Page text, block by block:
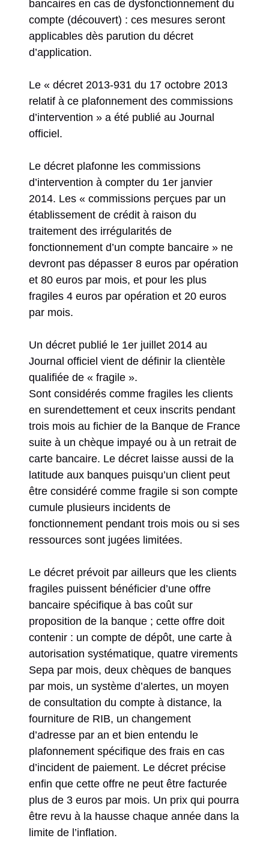
bancaires en cas de dysfonctionnement du
compte (découvert) : ces mesures seront
applicables dès parution du décret
d’application.
Le « décret 2013-931 du 17 octobre 2013
relatif à ce plafonnement des commissions
d’intervention » a été publié au Journal
officiel.
Le décret plafonne les commissions
d’intervention à compter du 1er janvier
2014. Les « commissions perçues par un
établissement de crédit à raison du
traitement des irrégularités de
fonctionnement d’un compte bancaire » ne
devront pas dépasser 8 euros par opération
et 80 euros par mois, et pour les plus
fragiles 4 euros par opération et 20 euros
par mois.
Un décret publié le 1er juillet 2014 au
Journal officiel vient de définir la clientèle
qualifiée de « fragile ».
Sont considérés comme fragiles les clients
en surendettement et ceux inscrits pendant
trois mois au fichier de la Banque de France
suite à un chèque impayé ou à un retrait de
carte bancaire. Le décret laisse aussi de la
latitude aux banques puisqu’un client peut
être considéré comme fragile si son compte
cumule plusieurs incidents de
fonctionnement pendant trois mois ou si ses
ressources sont jugées limitées.
Le décret prévoit par ailleurs que les clients
fragiles puissent bénéficier d’une offre
bancaire spécifique à bas coût sur
proposition de la banque ; cette offre doit
contenir : un compte de dépôt, une carte à
autorisation systématique, quatre virements
Sepa par mois, deux chèques de banques
par mois, un système d’alertes, un moyen
de consultation du compte à distance, la
fourniture de RIB, un changement
d’adresse par an et bien entendu le
plafonnement spécifique des frais en cas
d’incident de paiement. Le décret précise
enfin que cette offre ne peut être facturée
plus de 3 euros par mois. Un prix qui pourra
être revu à la hausse chaque année dans la
limite de l’inflation.